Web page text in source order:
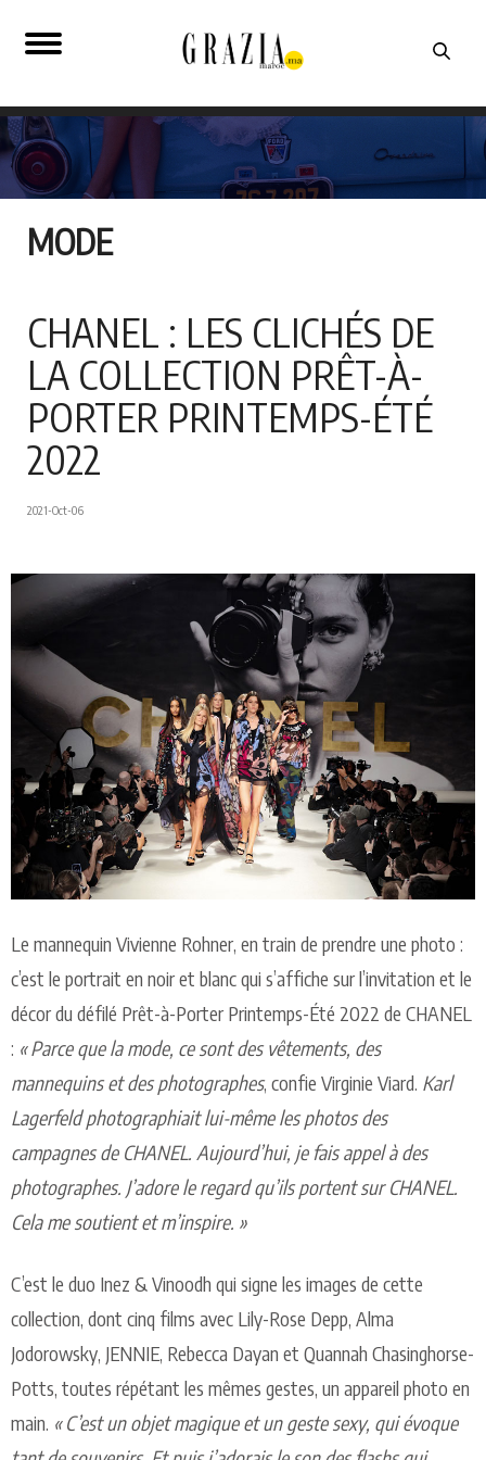
MODE
CHANEL : LES CLICHÉS DE
LA COLLECTION PRÊT-À-
PORTER PRINTEMPS-ÉTÉ
2022
2021-Oct-06
Le mannequin Vivienne Rohner, en train de prendre une photo :
c’est le portrait en noiret blancqui s’affche sur l’invitation et le
décordu défilé Prêt-à-Porter Printemps-Été 2022 de CHANEL
: « Parceque la mode, ce sontdesvêtements, des
mannequins etdesphotographes, confe Virginie Viard. Karl
Lagerfeldphotographiait lui-même lesphotosdes
campagnesde CHANEL. Aujourd’hui, je faisappel àdes
photographes. J’adore le regardqu’ilsportent surCHANEL.
Cela me soutient et m’inspire. »
C’est le duo Inez & Vinoodh qui signe les images de cette
collection, dont cinq films avec Lily-Rose Depp, Alma
Jodorowsky, JENNIE, Rebecca Dayan et Quannah Chasinghorse-
Potts, toutes répétant les mêmes gestes, un appareil photo en
main. « C’estunobjet magique etungeste sexy, qui évoque